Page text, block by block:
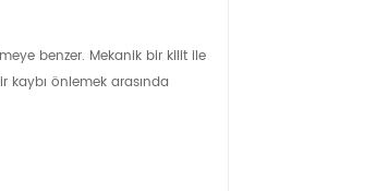
benzer. Mekanik bir kilit ile
kaybı önlemek arasında